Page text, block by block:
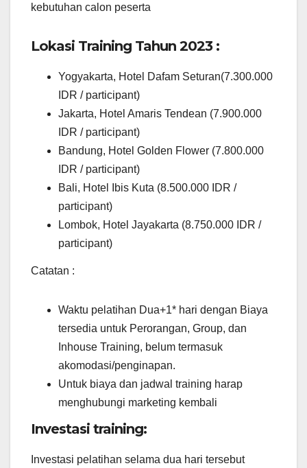
kebutuhan calon peserta
Lokasi Training Tahun 2023 :
Yogyakarta, Hotel Dafam Seturan(7.300.000
IDR / participant)
Jakarta, Hotel Amaris Tendean (7.900.000
IDR / participant)
Bandung, Hotel Golden Flower (7.800.000
IDR / participant)
Bali, Hotel Ibis Kuta (8.500.000 IDR /
participant)
Lombok, Hotel Jayakarta (8.750.000 IDR /
participant)
Catatan :
Waktu pelatihan Dua+1* hari dengan Biaya
tersedia untuk Perorangan, Group, dan
Inhouse Training, belum termasuk
akomodasi/penginapan.
Untuk biaya dan jadwal training harap
menghubungi marketing kembali
Investasi training:
Investasi pelatihan selama dua hari tersebut